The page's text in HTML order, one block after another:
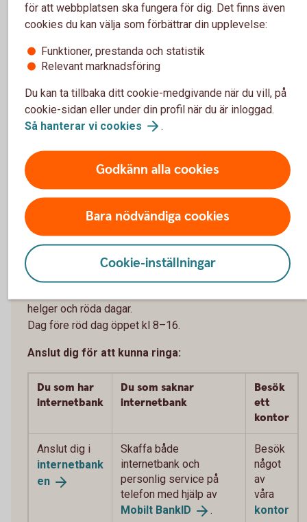
Postadress
Sörmlands Sparbank
Box 156
641 22 Katrineholm
Välkommen att ringa oss på 0771-
350 350
Självbetjäning:
Öppet dygnet runt alla dagar i veckan
helger och röda dagar.
Dag före röd dag öppet kl 8–16.
Anslut dig för att kunna ringa:
Du som har
internetbank
Du som saknar
internetbank
Besök
ett
kontor
Anslut dig i
internetbank
en
Skaffa både
internetbank och
personlig service på
telefon med hjälp av
Mobilt BankID .
Besök
något
av
våra
kontor
för att webbplatsen ska fungera för dig. Det finns även
cookies du kan välja som förbättrar din upplevelse:
Funktioner, prestanda och statistik
Relevant marknadsföring
Du kan ta tillbaka ditt cookie-medgivande när du vill, på
cookie-sidan eller under din profil när du är inloggad.
Så hanterar vi cookies .
Godkänn alla cookies
Bara nödvändiga cookies
Cookie-inställningar